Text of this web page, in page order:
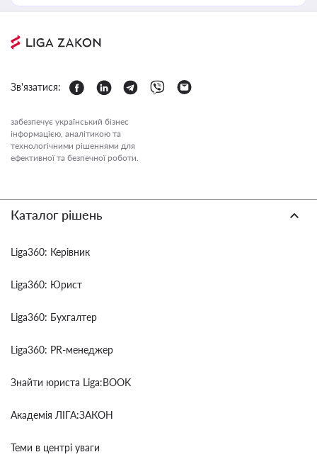
Зв'язатися:
забезпечує український бізнес
інформацією, аналітикою та
технологічними рішеннями для
ефективної та безпечної роботи.
Каталог рішень
Liga360: Керівник
Liga360: Юрист
Liga360: Бухгалтер
Liga360: PR-менеджер
Знайти юриста Liga:BOOK
Академія ЛІГА:ЗАКОН
Теми в центрі уваги